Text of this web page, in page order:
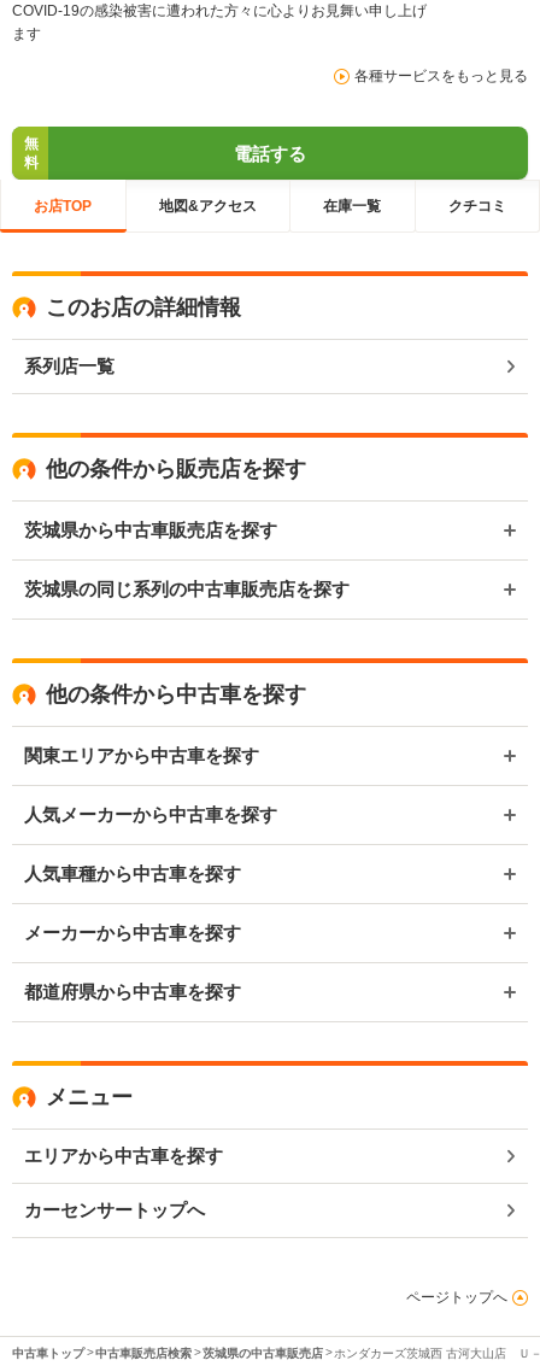
COVID-19の感染被害に遭われた方々に心よりお見舞い申し上げ
ます
各種サービスをもっと見る
無
料
電話する
お店TOP 地図&アクセス 在庫一覧 クチコミ
このお店の詳細情報
系列店一覧
他の条件から販売店を探す
茨城県から中古車販売店を探す
茨城県の同じ系列の中古車販売店を探す
他の条件から中古車を探す
関東エリアから中古車を探す
人気メーカーから中古車を探す
人気車種から中古車を探す
メーカーから中古車を探す
都道府県から中古車を探す
メニュー
エリアから中古車を探す
カーセンサートップへ
ページトップへ
中古車トップ 中古車販売店検索 茨城県の中古車販売店 ホンダカーズ茨城西 古河大山店 Ｕ